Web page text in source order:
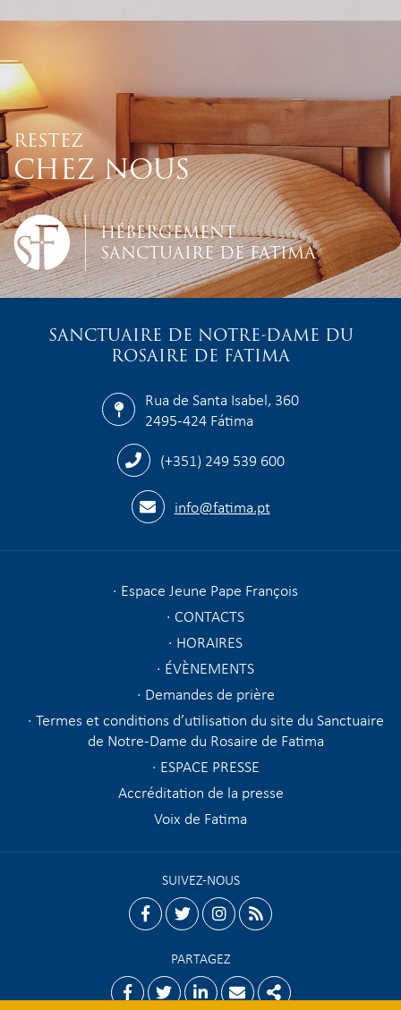
RESTEZ
CHEZ NOUS
HÉBERGEMENT
SANCTUAIRE DE FATIMA
SANCTUAIRE DE NOTRE-DAME DU
ROSAIRE DE FATIMA
Rua de Santa Isabel, 360
2495-424 Fátima
(+351) 249 539 600
info@fatima.pt
Espace Jeune Pape François
CONTACTS
HORAIRES
ÉVÈNEMENTS
Demandes de prière
Termes et conditions d’utilisation du site du Sanctuaire
de Notre-Dame du Rosaire de Fatima
ESPACE PRESSE
Accréditation de la presse
Voix de Fatima
SUIVEZ-NOUS
facebooktwitterinstagram
rss
PARTAGEZ
FacebookTwitterLinkedinEmailShare